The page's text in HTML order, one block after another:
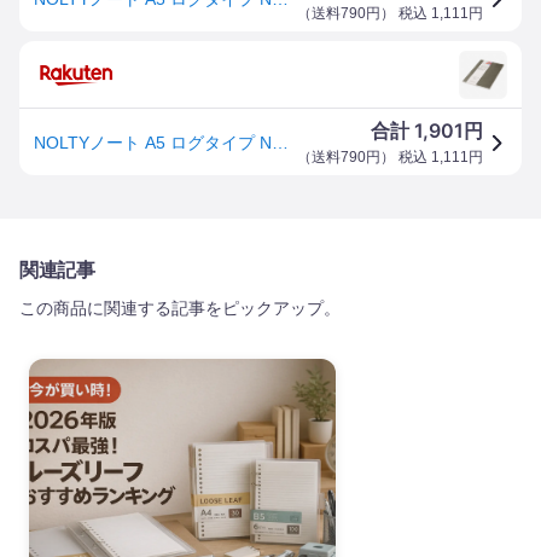
（送料790円 ） 税込 1,111 円
合計1,901 円
（送料790円 ） 税込 1,111 円
関連記事
この商品に関連する記事をピックアップ。